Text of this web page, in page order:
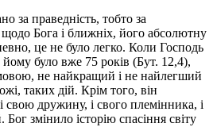
за праведність, тобто за
Бога і ближніх, його абсолютну
це не було легко. Коли Господь
було вже 75 років (Бут. 12,4),
не найкращий і не найлегший
таких дій. Крім того, він
свою дружину, і свого племінника, і
змінило історію спасіння світу